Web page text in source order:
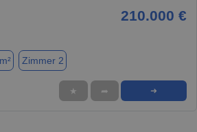
210.000 €
Zimmer 2
★ ➦ ➜